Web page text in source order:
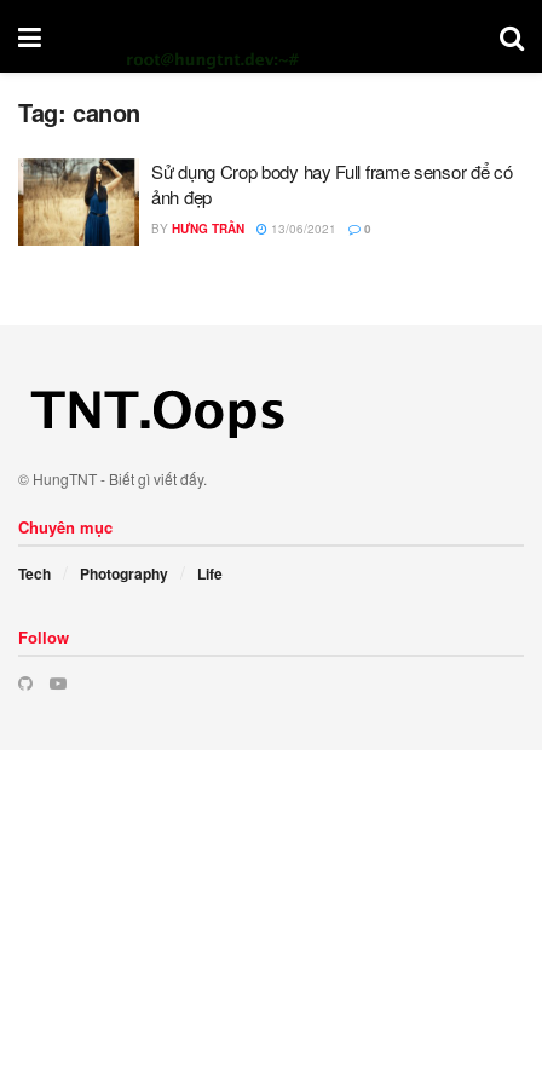
Tag: canon
Sử dụng Crop body hay Full frame sensor để có
ảnh đẹp
BY HƯNG TRẦN 13/06/2021 0
© HungTNT - Biết gì viết đấy.
Chuyên mục
Tech Photography Life
Follow